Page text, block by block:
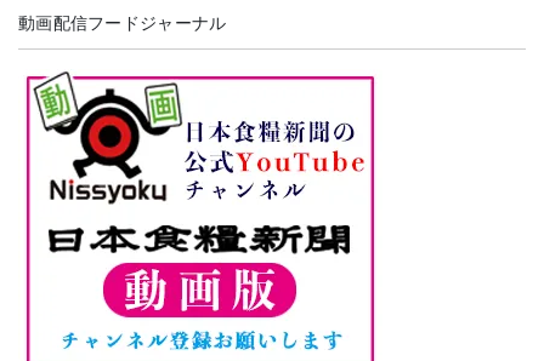
動画配信フードジャーナル